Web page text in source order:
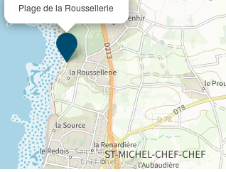
Plage de la Roussellerie